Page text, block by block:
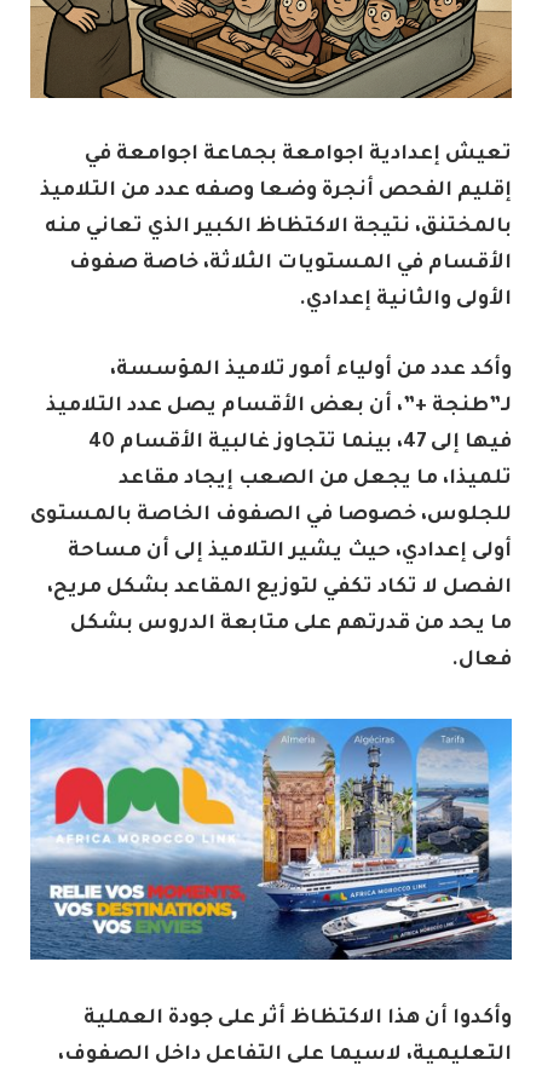
تعيش إعدادية اجوامعة بجماعة اجوامعة في
إقليم الفحص أنجرة وضعا وصفه عدد من التلاميذ
بالمختنق، نتيجة الاكتظاظ الكبير الذي تعاني منه
الأقسام في المستويات الثلاثة، خاصة صفوف
الأولى والثانية إعدادي.
وأكد عدد من أولياء أمور تلاميذ المؤسسة،
لـ”طنجة +”، أن بعض الأقسام يصل عدد التلاميذ
فيها إلى 47، بينما تتجاوز غالبية الأقسام 40
تلميذا، ما يجعل من الصعب إيجاد مقاعد
للجلوس، خصوصا في الصفوف الخاصة بالمستوى
أولى إعدادي، حيث يشير التلاميذ إلى أن مساحة
الفصل لا تكاد تكفي لتوزيع المقاعد بشكل مريح،
ما يحد من قدرتهم على متابعة الدروس بشكل
فعال.
وأكدوا أن هذا الاكتظاظ أثر على جودة العملية
التعليمية، لاسيما على التفاعل داخل الصفوف،